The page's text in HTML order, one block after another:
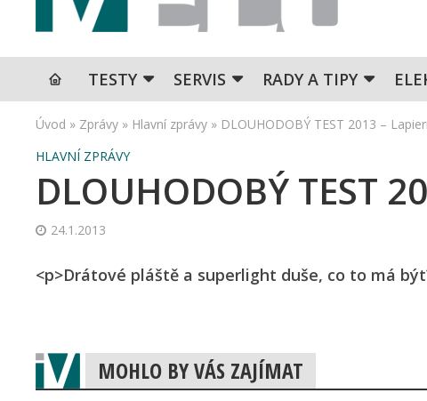
TESTY SERVIS RADY A TIPY
Úvod » Zprávy » Hlavní zprávy » DLOUHODOBÝ TEST 2013 –
HLAVNÍ ZPRÁVY
DLOUHODOBÝ TEST
24.1.2013
<p>Drátové pláště a superlight duše, co to má
MOHLO BY VÁS ZAJÍMAT